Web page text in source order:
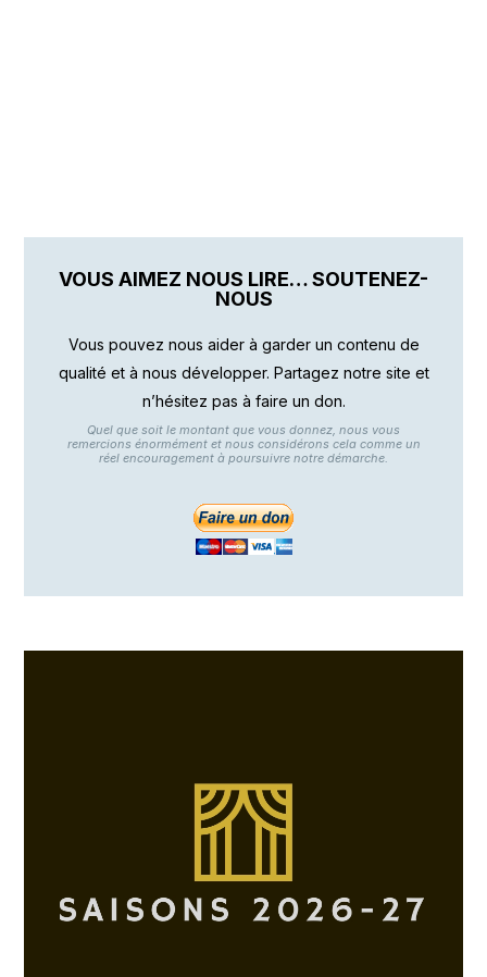
VOUS AIMEZ NOUS LIRE… SOUTENEZ-
NOUS
Vous pouvez nous aider à garder un contenu de
qualité et à nous développer. Partagez notre site et
n’hésitez pas à faire un don.
Quel que soit le montant que vous donnez, nous vous
remercions énormément et nous considérons cela comme un
réel encouragement à poursuivre notre démarche.